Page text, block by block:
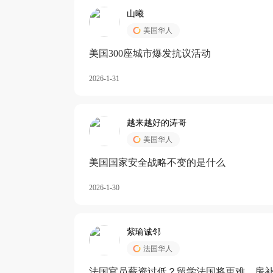
山曦
美国华人
美国300座城市爆发抗议活动
2026-1-31
越来越好的涛哥
美国华人
美国国家安全战略不变的是什么
2026-1-30
紫瑜诚邻
法国华人